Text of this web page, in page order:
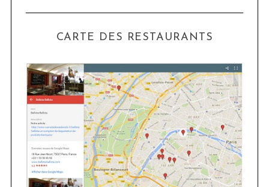
CARTE DES RESTAURANTS